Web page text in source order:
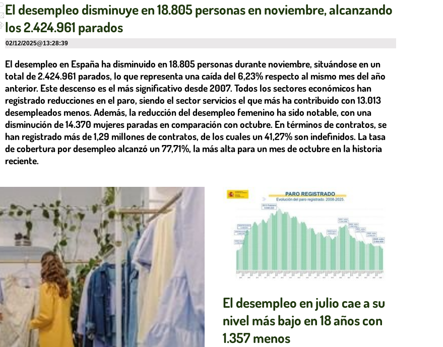
El desempleo disminuye en 18.805 personas en noviembre, alcanzando
los 2.424.961 parados
02/12/2025@13:28:39
El desempleo en España ha disminuido en 18.805 personas durante noviembre, situándose en un
total de 2.424.961 parados, lo que representa una caída del 6,23% respecto al mismo mes del año
anterior. Este descenso es el más significativo desde 2007. Todos los sectores económicos han
registrado reducciones en el paro, siendo el sector servicios el que más ha contribuido con 13.013
desempleados menos. Además, la reducción del desempleo femenino ha sido notable, con una
disminución de 14.370 mujeres paradas en comparación con octubre. En términos de contratos, se
han registrado más de 1,29 millones de contratos, de los cuales un 41,27% son indefinidos. La tasa
de cobertura por desempleo alcanzó un 77,71%, la más alta para un mes de octubre en la historia
reciente.
El desempleo en julio cae a su
nivel más bajo en 18 años con
1.357 menos